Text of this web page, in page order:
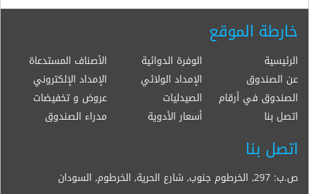
خارطة الموقع
الرئيسية الوفرة الدوائية
الأصناف المستدعاة
عن الصندوق
الإمداد الولائي
الإمداد الإلكتروني
الصندوق في أرقام
الصيدليات
عروض و تخفيضات
اتصل بنا
أسعار الأدوية مدراء الصندوق
اتصل بنا
ص.ب: 297, الخرطوم جنوب, شارع الحرية, الخرطوم, السودان